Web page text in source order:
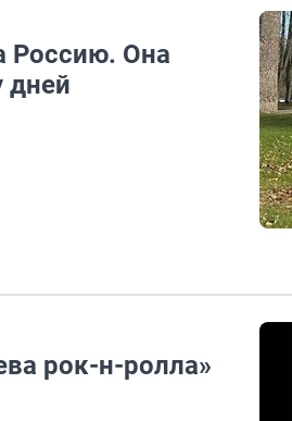
Россию. Она
дней
рок-н-ролла»